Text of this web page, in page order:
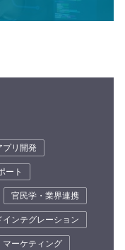
プリ開発
ート
官民学・業界連携
インテグレーション
マーケティング